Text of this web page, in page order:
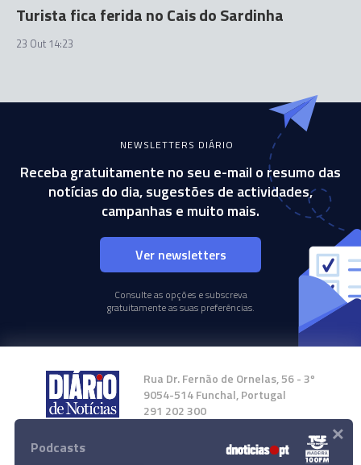
Turista fica ferida no Cais do Sardinha
23 Out 14:23
NEWSLETTERS DIÁRIO
Receba gratuitamente no seu e-mail o resumo das
notícias do dia, sugestões de actividades,
campanhas e muito mais.
Ver newsletters
Consulte as opções e subscreva
gratuitamente as suas preferências.
Rua Dr. Fernão de Ornelas, 56 - 3º
9054-514 Funchal, Portugal
291 202 300
Instale a nossa App
Podcasts ×